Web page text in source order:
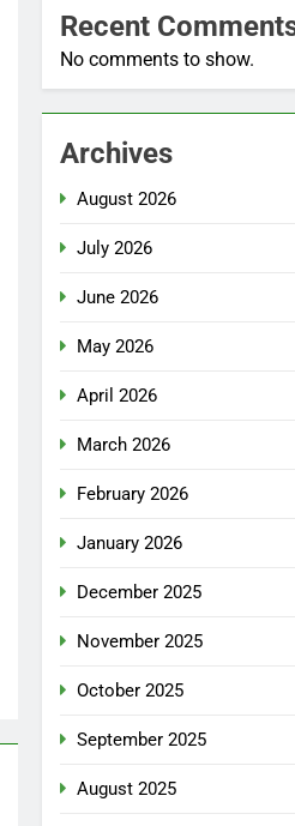
Recent
No comments to show.
Archives
August 2026
July 2026
June 2026
May 2026
April 2026
March 2026
February 2026
January 2026
December 2025
November 2025
October 2025
September 2025
August 2025